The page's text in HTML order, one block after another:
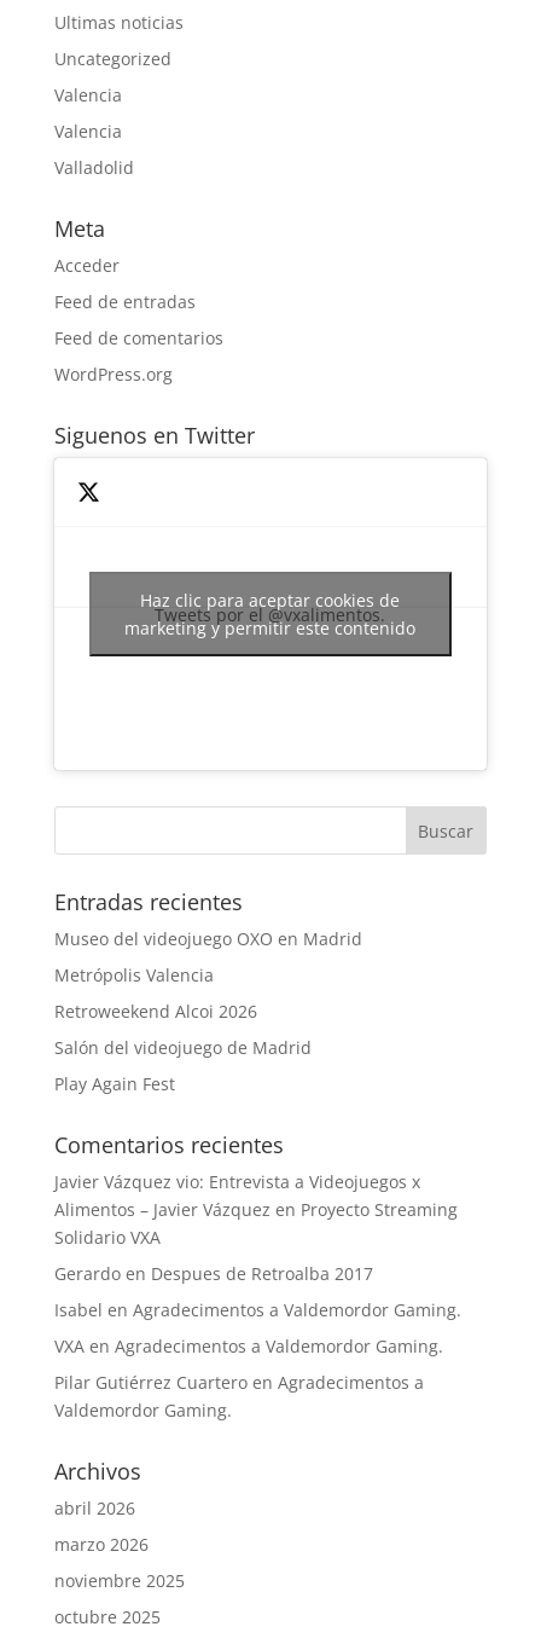
Ultimas noticias
Uncategorized
Valencia
Valencia
Valladolid
Meta
Acceder
Feed de entradas
Feed de comentarios
WordPress.org
Siguenos en Twitter
Tweets por el @vxalimentos.
Haz clic para aceptar cookies de
marketing y permitir este contenido
Entradas recientes
Museo del videojuego OXO en Madrid
Metrópolis Valencia
Retroweekend Alcoi 2026
Salón del videojuego de Madrid
Play Again Fest
Comentarios recientes
Javier Vázquez vio: Entrevista a Videojuegos x
Alimentos – Javier Vázquez en Proyecto Streaming
Solidario VXA
Gerardoen Despues de Retroalba 2017
Isabel en Agradecimentos a Valdemordor Gaming.
VXAen Agradecimentos a Valdemordor Gaming.
Pilar Gutiérrez Cuarteroen Agradecimentos a
Valdemordor Gaming.
Archivos
abril 2026
marzo 2026
noviembre 2025
octubre 2025